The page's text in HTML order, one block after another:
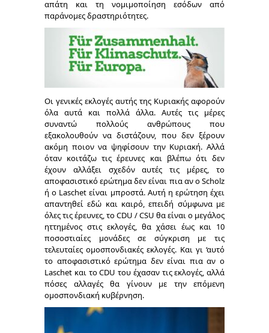
απάτη και τη νομιμοποίηση εσόδων από
παράνομες δραστηριότητες.
Οι γενικές εκλογές αυτής της Κυριακής αφορούν
όλα αυτά και πολλά άλλα. Αυτές τις μέρες
συναντώ πολλούς ανθρώπους που
εξακολουθούν να διστάζουν, που δεν ξέρουν
ακόμη ποιον να ψηφίσουν την Κυριακή. Αλλά
όταν κοιτάζω τις έρευνες και βλέπω ότι δεν
έχουν αλλάξει σχεδόν αυτές τις μέρες, το
αποφασιστικό ερώτημα δεν είναι πια αν ο Scholz
ή ο Laschet είναι μπροστά. Αυτή η ερώτηση έχει
απαντηθεί εδώ και καιρό, επειδή σύμφωνα με
όλες τις έρευνες, το CDU / CSU θα είναι ο μεγάλος
ηττημένος στις εκλογές, θα χάσει έως και 10
ποσοστιαίες μονάδες σε σύγκριση με τις
τελευταίες ομοσπονδιακές εκλογές. Και γι ‘αυτό
το αποφασιστικό ερώτημα δεν είναι πια αν ο
Laschet και το CDU του έχασαν τις εκλογές, αλλά
πόσες αλλαγές θα γίνουν με την επόμενη
ομοσπονδιακή κυβέρνηση.